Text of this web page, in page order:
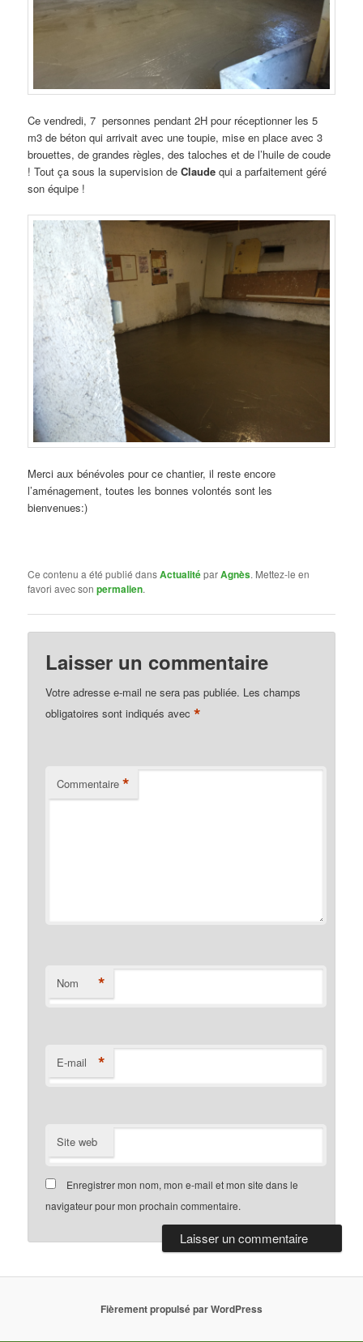
Ce vendredi, 7 personnes pendant 2H pour réceptionner les 5
m3 de béton qui arrivait avec une toupie, mise en place avec 3
brouettes, de grandes règles, des taloches et de l’huile de coude
! Tout ça sous la supervision deClaude qui a parfaitement géré
son équipe !
Merci aux bénévoles pour ce chantier, il reste encore
l’aménagement, toutes les bonnes volontés sont les
bienvenues:)
Ce contenu a été publié dansActualitéparAgnès. Mettez-le en
favori avec sonpermalien.
Laisser un commentaire
Votre adresse e-mail ne sera pas publiée. Les champs
obligatoires sont indiqués avec*
Commentaire *
Nom *
E-mail *
Site web
Enregistrer mon nom, mon e-mail et mon site dans le
navigateur pour mon prochain commentaire.
Fièrement propulsé par WordPress